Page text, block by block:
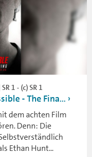
1 - (c) SR 1
- The Fina...
dem achten Film
Denn: Die
Ethan Hunt...